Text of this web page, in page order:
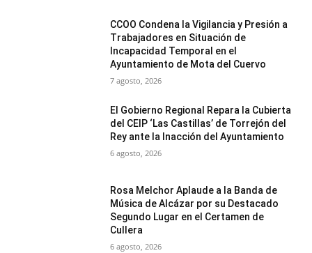
CCOO Condena la Vigilancia y Presión a
Trabajadores en Situación de
Incapacidad Temporal en el
Ayuntamiento de Mota del Cuervo
7 agosto, 2026
El Gobierno Regional Repara la Cubierta
del CEIP ‘Las Castillas’ de Torrejón del
Rey ante la Inacción del Ayuntamiento
6 agosto, 2026
Rosa Melchor Aplaude a la Banda de
Música de Alcázar por su Destacado
Segundo Lugar en el Certamen de
Cullera
6 agosto, 2026